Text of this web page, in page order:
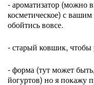
- ароматизатор (можно
косметическое) с
обойтись вовсе.
- старый ковшик, чтобы
- форма (тут может
йогуртов) но я покажу